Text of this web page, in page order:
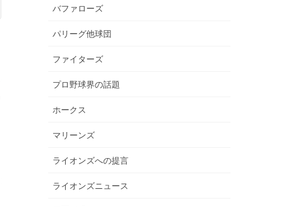
バファローズ
パリーグ他球団
ファイターズ
プロ野球界の話題
ホークス
マリーンズ
ライオンズへの提言
ライオンズニュース